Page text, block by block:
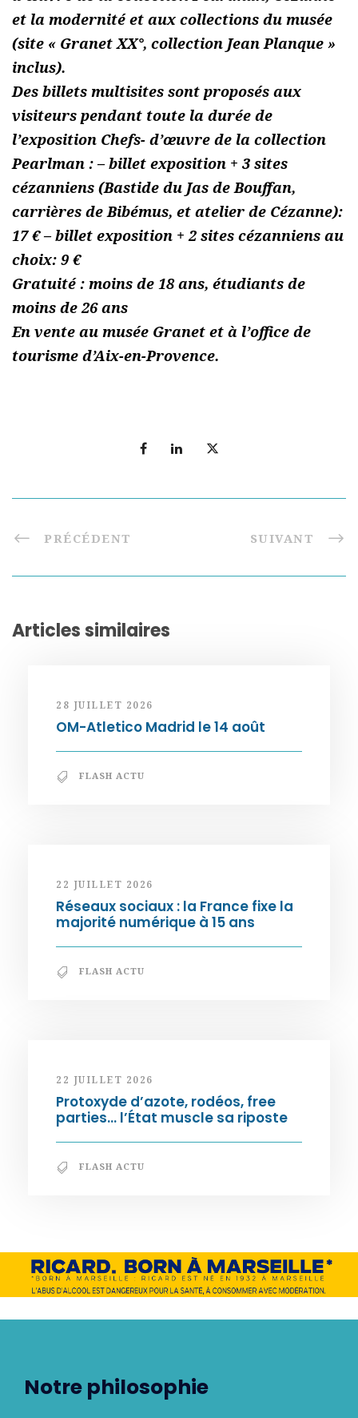
et la modernité et aux collections du musée
(site « Granet XX°, collection Jean Planque »
inclus).
Des billets multisites sont proposés aux
visiteurs pendant toute la durée de
l’exposition Chefs- d’œuvre de la collection
Pearlman : – billet exposition + 3 sites
cézanniens (Bastide du Jas de Bouffan,
carrières de Bibémus, et atelier de Cézanne):
17 € – billet exposition + 2 sites cézanniens au
choix: 9 €
Gratuité : moins de 18 ans, étudiants de
moins de 26 ans
En vente au musée Granet et à l’office de
tourisme d’Aix-en-Provence.
PRÉCÉDENT SUIVANT
Articles similaires
28 JUILLET 2026
OM-Atletico Madrid le 14 août
FLASH ACTU
22 JUILLET 2026
Réseaux sociaux : la France fixe la
majorité numérique à 15 ans
FLASH ACTU
22 JUILLET 2026
Protoxyde d’azote, rodéos, free
parties… l’État muscle sa riposte
FLASH ACTU
Notre philosophie